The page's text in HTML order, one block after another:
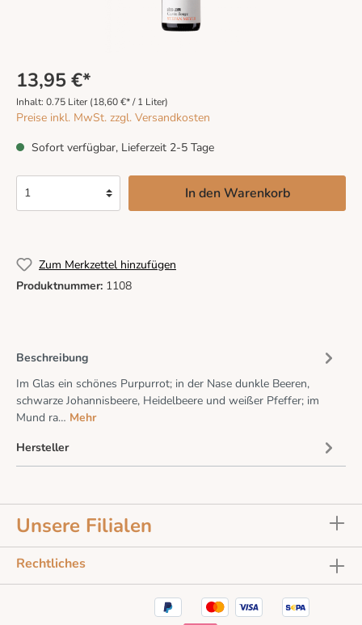
13,95 €*
Inhalt: 0.75 Liter (18,60 €* / 1 Liter)
Preise inkl. MwSt. zzgl. Versandkosten
Sofort verfügbar, Lieferzeit 2-5 Tage
In den Warenkorb
Zum Merkzettel hinzufügen
Produktnummer: 1108
Beschreibung
Im Glas ein schönes Purpurrot; in der Nase dunkle Beeren,
schwarze Johannisbeere, Heidelbeere und weißer Pfeffer; im
Mund ra… Mehr
Hersteller
Unsere Filialen
Rechtliches